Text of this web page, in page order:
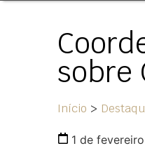
sobre
Início >
1 de